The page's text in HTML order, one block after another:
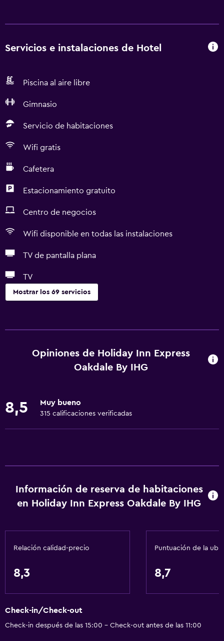
Servicios e instalaciones de Hotel
Piscina al aire libre
Gimnasio
Servicio de habitaciones
Wifi gratis
Cafetera
Estacionamiento gratuito
Centro de negocios
Wifi disponible en todas las instalaciones
TV de pantalla plana
TV
Mostrar los 69 servicios
Wifi gratis
Wifi disponible en todas las instalaciones
Ventilador
Extinguidor
Calefacción
Gel de ducha
Servicio de despertador
Opiniones de Holiday Inn Express
Oakdale By IHG
8,5 Muy bueno
315 calificaciones verificadas
Información de reserva de habitaciones
en Holiday Inn Express Oakdale By IHG
Relación calidad-precio
8,3
Puntuación de la
8,7
Check-in/Check-out
Check-in después de las 15:00 - Check-out antes de las 11:00